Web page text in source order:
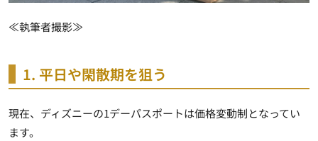
≪執筆者撮影≫
1. 平日や閑散期を狙う
現在、ディズニーの1デーパスポートは価格変動制となってい
ます。